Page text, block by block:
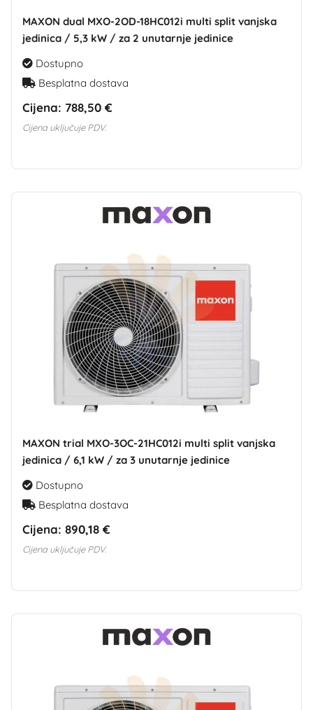
MAXON dual MXO-2OD-18HC012i multi split vanjska
jedinica / 5,3 kW / za 2 unutarnje jedinice
Dostupno
Besplatna dostava
Cijena: 788,50 €
Cijena uključuje PDV.
MAXON trial MXO-3OC-21HC012i multi split vanjska
jedinica / 6,1 kW / za 3 unutarnje jedinice
Dostupno
Besplatna dostava
Cijena: 890,18 €
Cijena uključuje PDV.